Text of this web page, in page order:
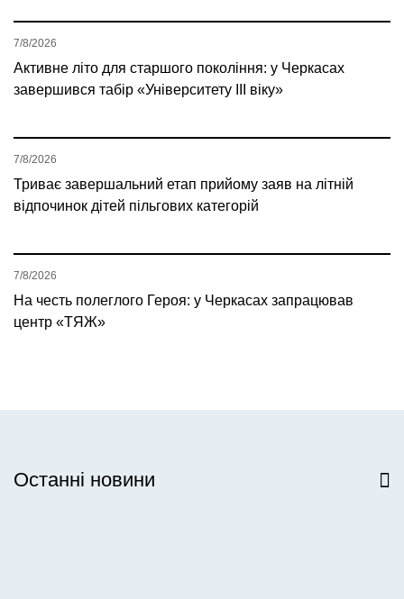
Активне літо для старшого покоління: у Черкасах
завершився табір «Університету ІІІ віку»
7/8/2026
Триває завершальний етап прийому заяв на літній
відпочинок дітей пільгових категорій
7/8/2026
На честь полеглого Героя: у Черкасах запрацював
центр «ТЯЖ»
7/8/2026
Останні новини